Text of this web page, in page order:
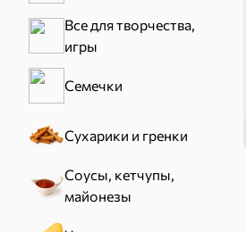
Все для творчества,
игры
Семечки
Сухарики и гренки
Соусы, кетчупы,
майонезы